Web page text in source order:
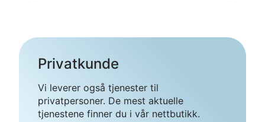
Privatkunde
Vi leverer også tjenester til
privatpersoner. De mest aktuelle
tjenestene finner du i vår nettbutikk.